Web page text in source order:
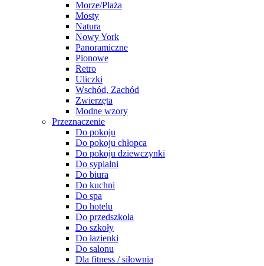
Morze/Plaża
Mosty
Natura
Nowy York
Panoramiczne
Pionowe
Retro
Uliczki
Wschód, Zachód
Zwierzęta
Modne wzory
Przeznaczenie
Do pokoju
Do pokoju chłopca
Do pokoju dziewczynki
Do sypialni
Do biura
Do kuchni
Do spa
Do hotelu
Do przedszkola
Do szkoły
Do łazienki
Do salonu
Dla fitness / siłownia